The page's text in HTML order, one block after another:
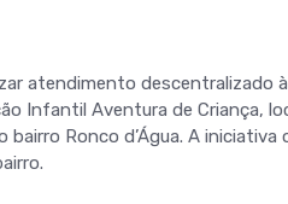
atendimento descentralizado
Infantil Aventura de Criança,
Ronco d’Água. A